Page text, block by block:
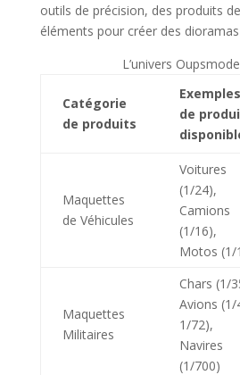
outils de précision, des produits
éléments pour créer des
L’univers
Catégorie
de produits
Exemples
de
Maquettes
de Véhicules
Voitures
(1/24),
Camions
(1/16),
Motos (1/
Maquettes
Militaires
Chars (1/
Avions (1/
1/72),
Navires
(1/700)